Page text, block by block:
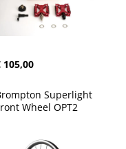
105,00
Superlight
Wheel OPT2